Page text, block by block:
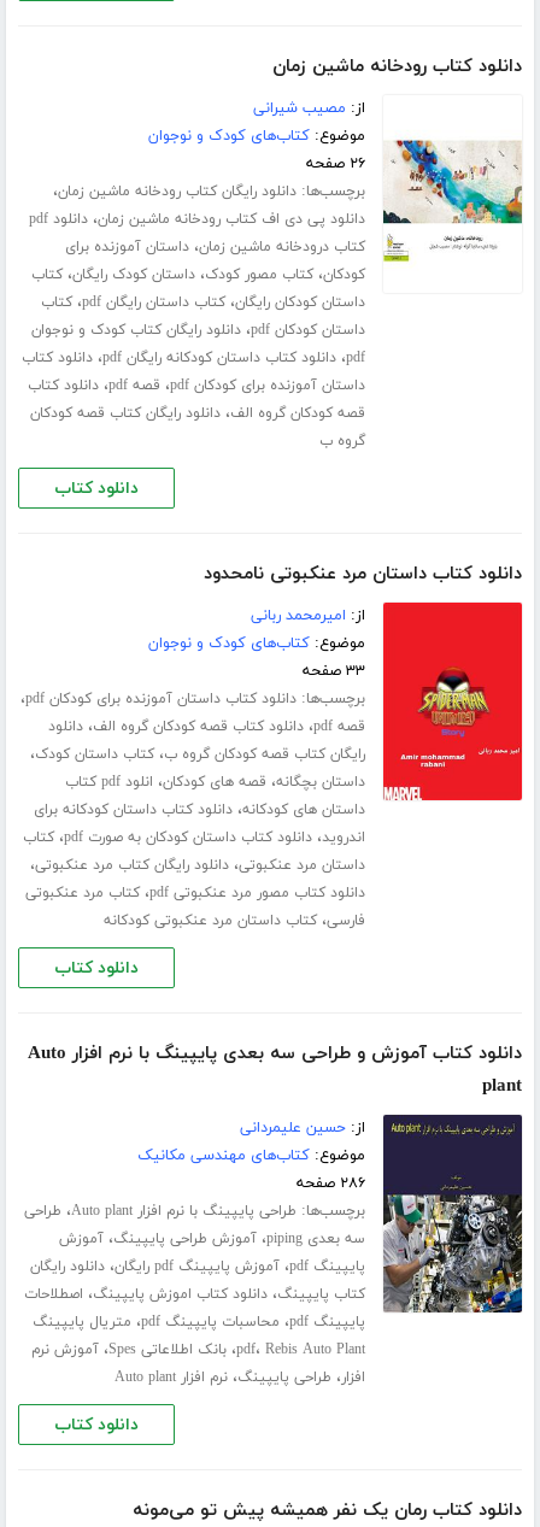
دانلود کتاب رودخانه ماشین زمان
از: مصیب شیرانی
موضوع:کتاب‌های کودک و نوجوان
۲۶ صفحه
برچسب‌ها:دانلود رایگان کتاب رودخانه ماشین زمان،
دانلود پی دی اف کتاب رودخانه ماشین زمان،
دانلود pdf
کتاب درودخانه ماشین زمان،داستان آموزنده برای
کودکان،کتاب مصور کودک،داستان کودک رایگان،کتاب
داستان کودکان رایگان،کتاب داستان رایگان pdf ،کتاب
داستان کودکان pdf
،دانلود رایگان کتاب کودک و نوجوان
pdf،دانلود کتاب داستان کودکانه رایگان pdf ،دانلود کتاب
داستان آموزنده برای کودکان pdf
، قصه pdf ،دانلود کتاب
قصه کودکان گروه الف،دانلود رایگان کتاب قصه کودکان
گروه ب
دانلود کتاب
دانلود کتاب داستان مرد عنکبوتی نامحدود
از: امیرمحمد ربانی
موضوع:کتاب‌های کودک و نوجوان
۳۳ صفحه
برچسب‌ها:دانلود کتاب داستان آموزنده برای کودکان pdf ،
قصه pdf ،دانلود کتاب قصه کودکان گروه الف،دانلود
رایگان کتاب قصه کودکان گروه ب،کتاب داستان کودک،
داستان بچگانه، قصه های کودکان،
انلود pdf کتاب
داستان های کودکانه،دانلود کتاب داستان کودکانه برای
اندروید،دانلود کتاب داستان کودکان به صورت pdf ،کتاب
داستان مرد عنکبوتی،دانلود رایگان کتاب مرد عنکبوتی،
دانلود کتاب مصور مرد عنکبوتی pdf ،کتاب مرد عنکبوتی
فارسی،کتاب داستان مرد عنکبوتی کودکانه
دانلود کتاب
دانلود کتاب آموزش و طراحی سه بعدی پایپینگ با نرم افزار Auto
plant
از:حسین علیمردانی
موضوع:کتاب‌های مهندسی مکانیک
۲۸۶ صفحه
برچسب‌ها: طراحی پایپینگ با نرم افزار Auto plant ، طراحی
سه بعدی piping
،آموزش طراحی پایپینگ،آموزش
پایپینگ pdf
،آموزش پایپینگ pdf رایگان ،دانلود رایگان
کتاب پایپینگ،دانلود کتاب اموزش پایپینگ، اصطلاحات
پایپینگ pdf
، محاسبات پایپینگ pdf ، متریال پایپینگ
pdf، Rebis Auto Plant ،بانک اطلاعاتی Spes ،آموزش نرم
افزار، طراحی پایپینگ،نرم افزار Auto plant
دانلود کتاب
دانلود کتاب رمان یک نفر همیشه پیش تو می‌مونه